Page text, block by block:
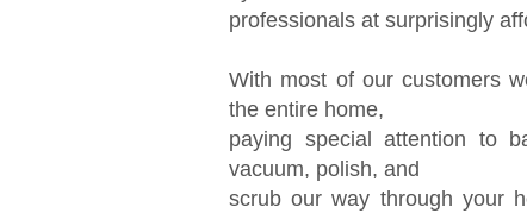
professionals at surprisingly
With most of our customers
the entire home,
paying special attention to
vacuum, polish, and
scrub our way through your